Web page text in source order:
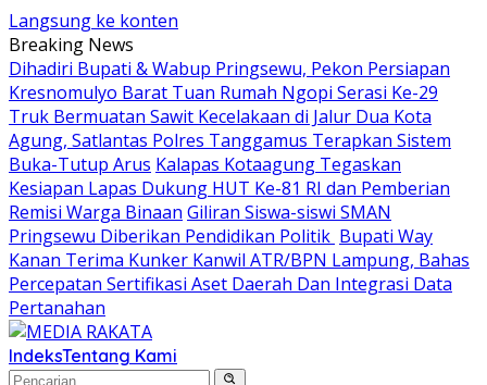
Langsung ke konten
Breaking News
Dihadiri Bupati & Wabup Pringsewu, Pekon Persiapan
Kresnomulyo Barat Tuan Rumah Ngopi Serasi Ke-29
Truk Bermuatan Sawit Kecelakaan di Jalur Dua Kota
Agung, Satlantas Polres Tanggamus Terapkan Sistem
Buka-Tutup Arus Kalapas Kotaagung Tegaskan
Kesiapan Lapas Dukung HUT Ke-81 RI dan Pemberian
Remisi Warga Binaan Giliran Siswa-siswi SMAN
Pringsewu Diberikan Pendidikan Politik Bupati Way
Kanan Terima Kunker Kanwil ATR/BPN Lampung, Bahas
Percepatan Sertifikasi Aset Daerah Dan Integrasi Data
Pertanahan
IndeksTentang Kami